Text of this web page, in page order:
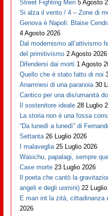
Street Fighting Men 5 Agosto
Si alza il vento / 4 – Zone di
Genova è Napoli: Blaise
4 Agosto 2026
Dal modernismo all’attivismo
del primitivismo 2 Agosto 2026
Difendersi dai morti 1 Agosto
Quello che è stato fatto di noi
Anamnesi di una paranoia 30
Cantico per una dis/umanità
Il sostenitore ideale 28 Luglio
La storia non è una fossa
“Da lunedì a lunedì” di
Settanta 26 Luglio 2026
I malaveglia 25 Luglio 2026
Wasichu, papalagi, sempre
Case morte 23 Luglio 2026
Il poeta che cantò la
angeli e degli uomini) 22
E man int la zità, cittadinanza
2026